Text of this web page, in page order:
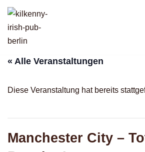
Zum
Inhalt
« Alle Veranstaltungen
Diese Veranstaltung hat bereits
Manchester City –